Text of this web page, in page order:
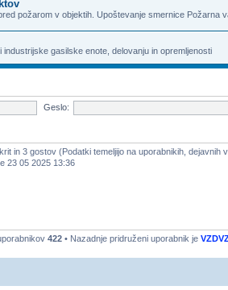
požarom v objektih. Upoštevanje smernice Požarna
gasilske enote, delovanju in opremljenosti
Geslo:
in 3 gostov (Podatki temeljijo na uporabnikih, dejavnih
23 05 2025 13:36
422 • Nazadnje pridruženi uporabnik je